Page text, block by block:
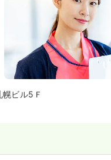
ビル5Ｆ